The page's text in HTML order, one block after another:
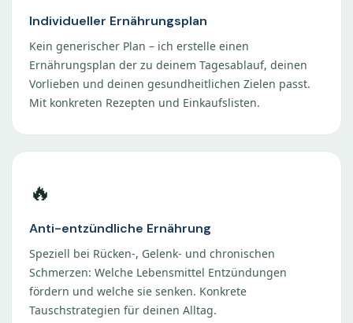
Individueller Ernährungsplan
Kein generischer Plan – ich erstelle einen
Ernährungsplan der zu deinem Tagesablauf, deinen
Vorlieben und deinen gesundheitlichen Zielen passt.
Mit konkreten Rezepten und Einkaufslisten.
🔥
Anti-entzündliche Ernährung
Speziell bei Rücken-, Gelenk- und chronischen
Schmerzen: Welche Lebensmittel Entzündungen
fördern und welche sie senken. Konkrete
Tauschstrategien für deinen Alltag.